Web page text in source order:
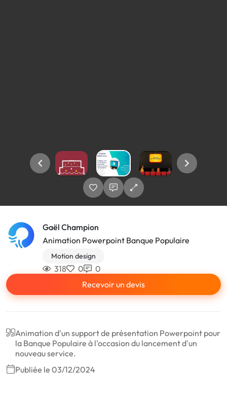
Gaël Champion
Animation Powerpoint Banque Populaire
Motion design
318 0
0
Recevoir un devis
Animation d'un support de présentation Powerpoint pour
la Banque Populaire à l'occasion du lancement d'un
nouveau service.
Publiée le 03/12/2024